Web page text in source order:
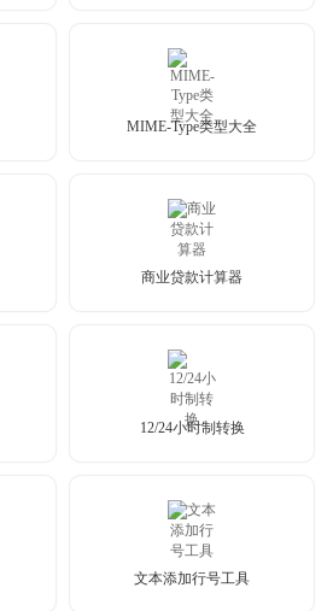
MIME-Type类型大全
商业贷款计算器
12/24小时制转换
文本添加行号工具